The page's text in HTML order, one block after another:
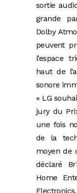
sortie
grande
Dolby
peuvent
l’espace
haut de
sonore
« LG
jury du
une fois
de la
moyen de
déclaré
Home